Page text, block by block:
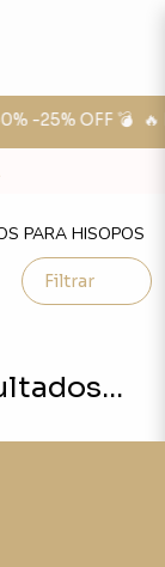
-25% OFF 💣
PARA HISOPOS
Filtrar